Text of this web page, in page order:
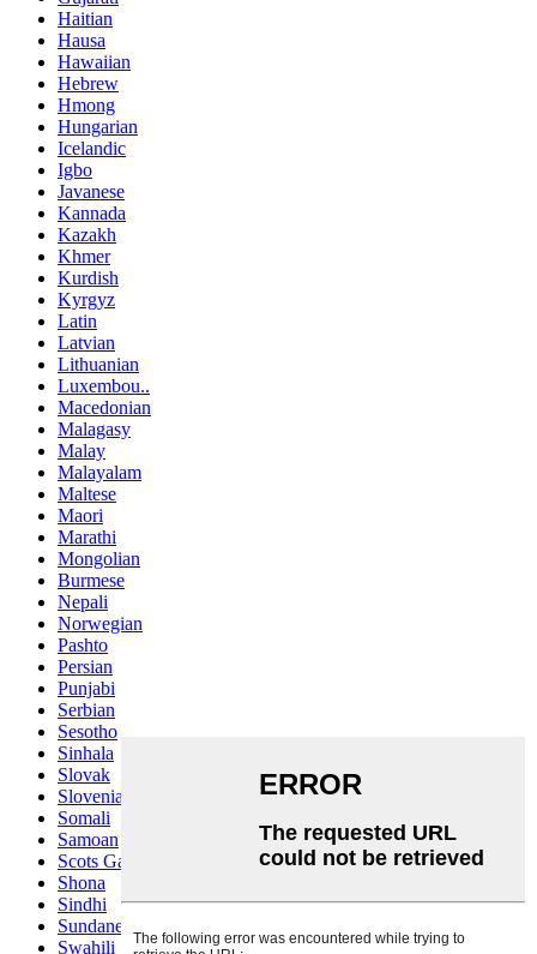
Haitian
Hausa
Hawaiian
Hebrew
Hmong
Hungarian
Icelandic
Igbo
Javanese
Kannada
Kazakh
Khmer
Kurdish
Kyrgyz
Latin
Latvian
Lithuanian
Luxembou..
Macedonian
Malagasy
Malay
Malayalam
Maltese
Maori
Marathi
Mongolian
Burmese
Nepali
Norwegian
Pashto
Persian
Punjabi
Serbian
Sesotho
Sinhala
Slovak
Slovenian
Somali
Samoan
Scots Gaelic
Shona
Sindhi
Sundanese
Swahili